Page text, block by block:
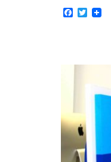
Facebook
Twitter